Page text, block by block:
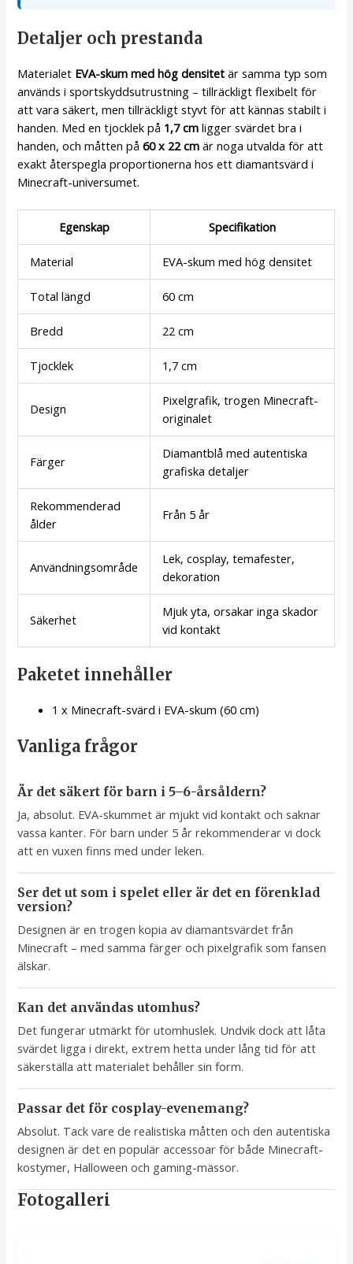
Detaljer och prestanda
Materialet EVA-skum med hög densitet är samma typ som
används i sportskyddsutrustning – tillräckligt flexibelt för
att vara säkert, men tillräckligt styvt för att kännas stabilt i
handen. Med en tjocklek på 1,7 cm ligger svärdet bra i
handen, och måtten på60 x 22 cm är noga utvalda för att
exakt återspegla proportionerna hos ett diamantsvärd i
Minecraft-universumet.
Egenskap Specifikation
Material EVA-skum med hög densitet
Total längd 60 cm
Bredd 22 cm
Tjocklek 1,7 cm
Design
Pixelgrafik, trogen Minecraft-
originalet
Färger
Diamantblå med autentiska
grafiska detaljer
Rekommenderad
ålder
Från 5 år
Användningsområde
Lek, cosplay, temafester,
dekoration
Säkerhet
Mjuk yta, orsakar inga skador
vid kontakt
Paketet innehåller
1 x Minecraft-svärd i EVA-skum (60 cm)
Vanliga frågor
Är det säkert för barn i 5–6-årsåldern?
Ja, absolut. EVA-skummet är mjukt vid kontakt och saknar
vassa kanter. För barn under 5 år rekommenderar vi dock
att en vuxen finns med under leken.
Ser det ut som i spelet eller är det en förenklad
version?
Designen är en trogen kopia av diamantsvärdet från
Minecraft – med samma färger och pixelgrafik som fansen
älskar.
Kan det användas utomhus?
Det fungerar utmärkt för utomhuslek. Undvik dock att låta
svärdet ligga i direkt, extrem hetta under lång tid för att
säkerställa att materialet behåller sin form.
Passar det för cosplay-evenemang?
Absolut. Tack vare de realistiska måtten och den autentiska
designen är det en populär accessoar för både Minecraft-
kostymer, Halloween och gaming-mässor.
Fotogalleri